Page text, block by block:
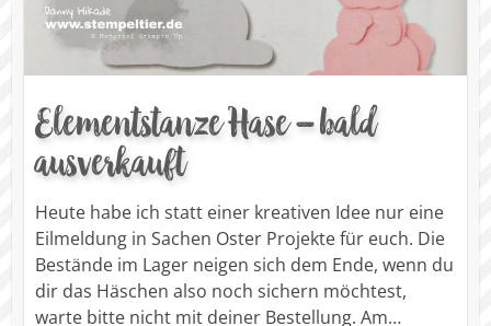
Elementstanze Hase – bald
ausverkauft
Heute habe ich statt einer kreativen Idee nur eine
Eilmeldung in Sachen Oster Projekte für euch. Die
Bestände im Lager neigen sich dem Ende, wenn du
dir das Häschen also noch sichern möchtest,
warte bitte nicht mit deiner Bestellung. Am…